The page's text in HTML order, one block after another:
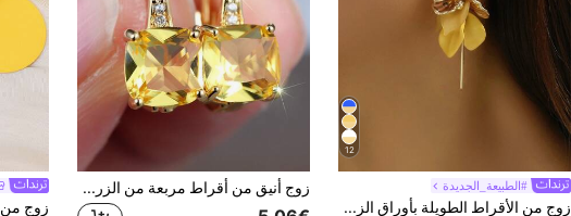
12
#الطبيعة_الجديدة
زوج من الأقراط الطويلة بأوراق الزهور ورقيقة الأوراق، أقراط نسائية أنيقة صفراء اللون على الموضة القديمة مناسبة للحفلات والمهرجانات
زوج أنيق من أقراط مربعة من الزركونيا المكعبة الصفراء، هدية إكسسوارات زخرفية للنساء، مناسبة للمواعدة